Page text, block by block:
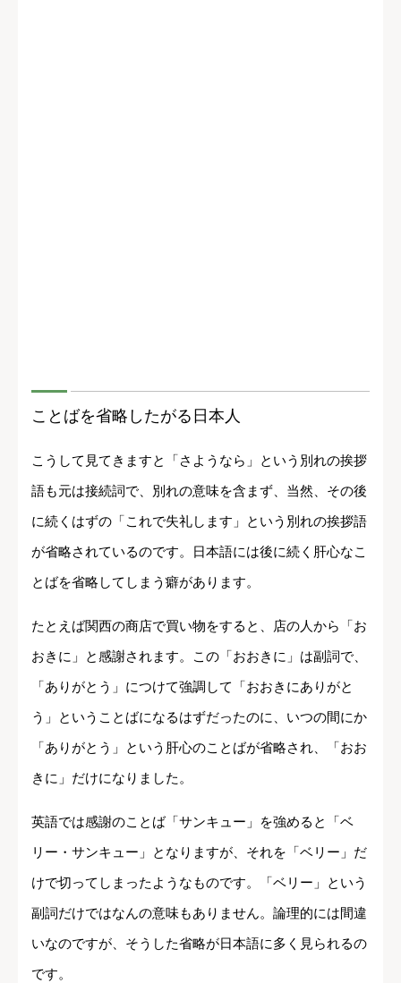
ことばを省略したがる日本人
こうして見てきますと「さようなら」という別れの挨拶
語も元は接続詞で、別れの意味を含まず、当然、その後
に続くはずの「これで失礼します」という別れの挨拶語
が省略されているのです。日本語には後に続く肝心なこ
とばを省略してしまう癖があります。
たとえば関西の商店で買い物をすると、店の人から「お
おきに」と感謝されます。この「おおきに」は副詞で、
「ありがとう」につけて強調して「おおきにありがと
う」ということばになるはずだったのに、いつの間にか
「ありがとう」という肝心のことばが省略され、「おお
きに」だけになりました。
英語では感謝のことば「サンキュー」を強めると「ベ
リー・サンキュー」となりますが、それを「ベリー」だ
けで切ってしまったようなものです。「ベリー」という
副詞だけではなんの意味もありません。論理的には間違
いなのですが、そうした省略が日本語に多く見られるの
です。